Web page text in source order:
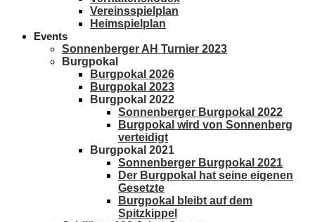
Vereinsspielplan
Heimspielplan
Events
Sonnenberger AH Turnier 2023
Burgpokal
Burgpokal 2026
Burgpokal 2023
Burgpokal 2022
Sonnenberger Burgpokal 2022
Burgpokal wird von Sonnenberg
verteidigt
Burgpokal 2021
Sonnenberger Burgpokal 2021
Der Burgpokal hat seine eigenen
Gesetzte
Burgpokal bleibt auf dem
Spitzkippel